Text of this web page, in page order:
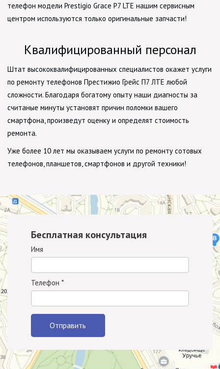
телефон модели Prestigio Grace P7 LTE нашим сервисным
центром используются только оригинальные запчасти!
Квалифицированный персонал
Штат высококвалифицированных специалистов окажет услуги
по ремонту телефонов Престижио Грейс П7 ЛТЕ любой
сложности. Благодаря богатому опыту наши диагносты за
считаные минуты установят причин поломки вашего
смартфона, произведут оценку и определят стоимость
ремонта.
Уже более 10 лет мы оказываем услуги по ремонту сотовых
телефонов, планшетов, смартфонов и другой техники!
Бесплатная консультация
Имя
Телефон *
Отправить